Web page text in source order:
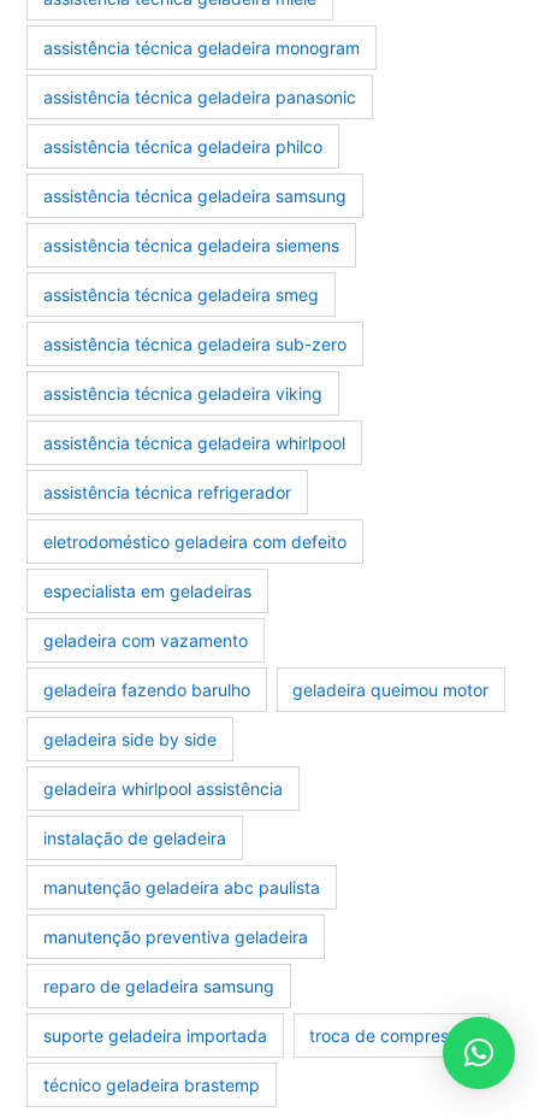
assistência técnica geladeira monogram
assistência técnica geladeira panasonic
assistência técnica geladeira philco
assistência técnica geladeira samsung
assistência técnica geladeira siemens
assistência técnica geladeira smeg
assistência técnica geladeira sub-zero
assistência técnica geladeira viking
assistência técnica geladeira whirlpool
assistência técnica refrigerador
eletrodoméstico geladeira com defeito
especialista em geladeiras
geladeira com vazamento
geladeira fazendo barulho geladeira queimou motor
geladeira side by side
geladeira whirlpool assistência
instalação de geladeira
manutenção geladeira abc paulista
manutenção preventiva geladeira
reparo de geladeira samsung
suporte geladeira importada troca de compressor
técnico geladeira brastemp